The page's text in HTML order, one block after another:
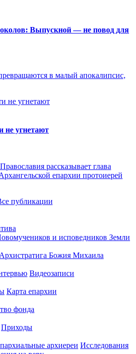
Выпускной — не повод для
в малый апокалипсис,
не угнетают
рассказывает глава
епархии протоиерей
публикации
Видеозаписи
Карта епархии
фонда
Приходы
архиереи Исследования